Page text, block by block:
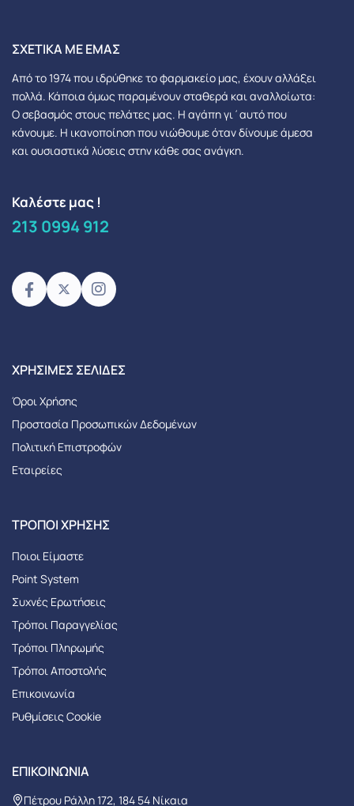
ΣΧΕΤΙΚΆ ΜΕ ΕΜΆΣ
Από το 1974 που ιδρύθηκε το φαρμακείο μας, έχουν αλλάξει
πολλά. Κάποια όμως παραμένουν σταθερά και αναλλοίωτα:
Ο σεβασμός στους πελάτες μας. Η αγάπη γι΄αυτό που
κάνουμε. Η ικανοποίηση που νιώθουμε όταν δίνουμε άμεσα
και ουσιαστικά λύσεις στην κάθε σας ανάγκη.
Καλέστε μας !
213 0994 912
XΡΉΣΙΜΕΣ ΣΕΛΊΔΕΣ
Όροι Χρήσης
Προστασία Προσωπικών Δεδομένων
Πολιτική Επιστροφών
Εταιρείες
ΤΡΌΠΟΙ ΧΡΉΣΗΣ
Ποιοι Είμαστε
Point System
Συχνές Ερωτήσεις
Τρόποι Παραγγελίας
Tρόποι Πληρωμής
Τρόποι Αποστολής
Επικοινωνία
Ρυθμίσεις Cookie
ΕΠΙΚΟΙΝΩΝΊΑ
Πέτρου Ράλλη 172, 184 54 Νίκαια